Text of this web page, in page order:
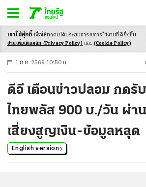
-ก ก ก+
1 มิ.ย. 2569 10:50 น.
ดีอี เตือนข่าวปลอม กดรั
ไทยพลัส 900 บ./วัน ผ่า
เสี่ยงสูญเงิน-ข้อมูลหลุด
English version
เราใช้คุ้กกี้ เพื่อให้ทุกคนได้ประสบการณ์การใช้งานที่ดียิ่งขึ้น
อ่านเพิ่มเติมคลิก (Privacy Policy) และ (Cookie Policy)